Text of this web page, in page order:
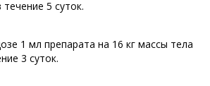
течение 5 суток.
1 мл препарата на 16 кг массы тела
3 суток.